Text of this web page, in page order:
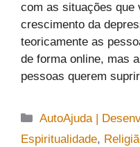
com as situações que
crescimento da
teoricamente as
de forma online, mas
pessoas querem
Categorias
AutoAjuda |
Espiritualidade,